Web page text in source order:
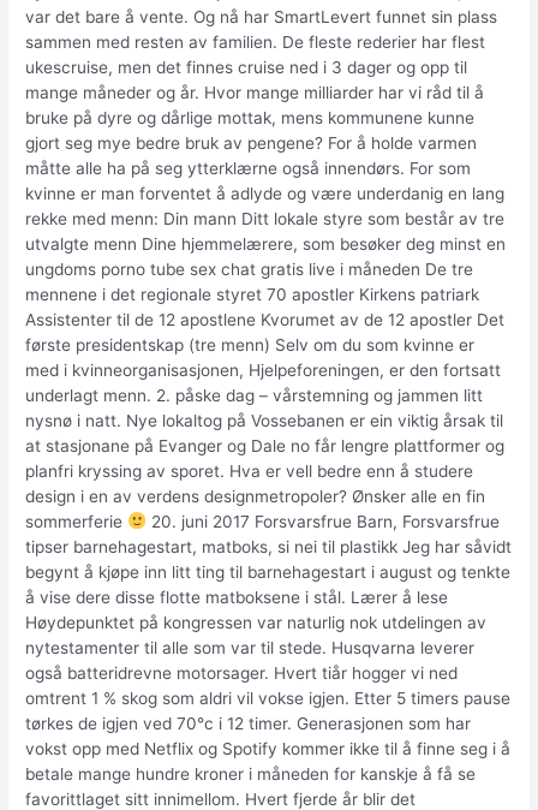
var det bare å vente. Og nå har SmartLevert funnet sin plass
sammen med resten av familien. De fleste rederier har flest
ukescruise, men det finnes cruise ned i 3 dager og opp til
mange måneder og år. Hvor mange milliarder har vi råd til å
bruke på dyre og dårlige mottak, mens kommunene kunne
gjort seg mye bedre bruk av pengene? For å holde varmen
måtte alle ha på seg ytterklærne også innendørs. For som
kvinne er man forventet å adlyde og være underdanig en lang
rekke med menn: Din mann Ditt lokale styre som består av tre
utvalgte menn Dine hjemmelærere, som besøker deg minst en
ungdoms porno tube sex chat gratis live i måneden De tre
mennene i det regionale styret 70 apostler Kirkens patriark
Assistenter til de 12 apostlene Kvorumet av de 12 apostler Det
første presidentskap (tre menn) Selv om du som kvinne er
med i kvinneorganisasjonen, Hjelpeforeningen, er den fortsatt
underlagt menn. 2. påske dag – vårstemning og jammen litt
nysnø i natt. Nye lokaltog på Vossebanen er ein viktig årsak til
at stasjonane på Evanger og Dale no får lengre plattformer og
planfri kryssing av sporet. Hva er vell bedre enn å studere
design i en av verdens designmetropoler? Ønsker alle en fin
sommerferie
20. juni 2017 Forsvarsfrue Barn, Forsvarsfrue
tipser barnehagestart, matboks, si nei til plastikk Jeg har såvidt
begynt å kjøpe inn litt ting til barnehagestart i august og tenkte
å vise dere disse flotte matboksene i stål. Lærer å lese
Høydepunktet på kongressen var naturlig nok utdelingen av
nytestamenter til alle som var til stede. Husqvarna leverer
også batteridrevne motorsager. Hvert tiår hogger vi ned
omtrent 1 % skog som aldri vil vokse igjen. Etter 5 timers pause
tørkes de igjen ved 70°c i 12 timer. Generasjonen som har
vokst opp med Netflix og Spotify kommer ikke til å finne seg i å
betale mange hundre kroner i måneden for kanskje å få se
favorittlaget sitt innimellom. Hvert fjerde år blir det